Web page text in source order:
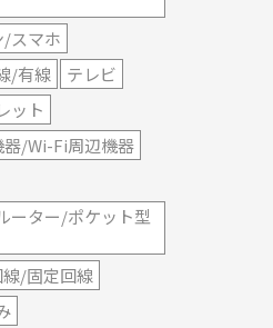
/スマホ
/有線
テレビ
ット
器/Wi-Fi周辺機器
ーター/ポケット型
線/固定回線